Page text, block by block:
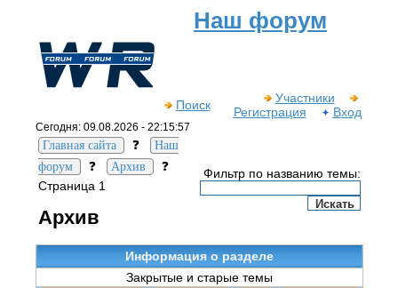
Наш форум
Поиск
Участники
Регистрация
Вход
Сегодня: 09.08.2026 - 22:15:57
Главная сайта ❓
Наш
форум
❓ Архив
❓
Страница 1
Архив
Фильтр по названию темы:
Информация о разделе
Закрытые и старые темы